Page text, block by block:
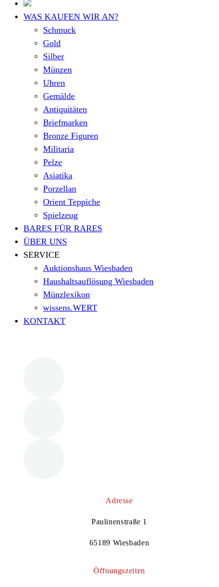
WAS KAUFEN WIR AN?
Schmuck
Gold
Silber
Münzen
Uhren
Gemälde
Antiquitäten
Briefmarken
Bronze Figuren
Militaria
Pelze
Asiatika
Porzellan
Orient Teppiche
Spielzeug
BARES FÜR RARES
ÜBER UNS
SERVICE
Auktionshaus Wiesbaden
Haushaltsauflösung Wiesbaden
Münzlexikon
wissens.WERT
KONTAKT
Adresse
Paulinenstraße 1
65189 Wiesbaden
Öffnungszeiten